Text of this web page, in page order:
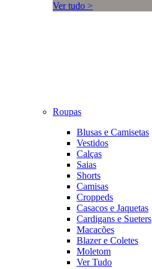
Ver tudo >
Roupas
Blusas e Camisetas
Vestidos
Calças
Saias
Shorts
Camisas
Croppeds
Casacos e Jaquetas
Cardigans e Sueters
Macacões
Blazer e Coletes
Moletom
Ver Tudo